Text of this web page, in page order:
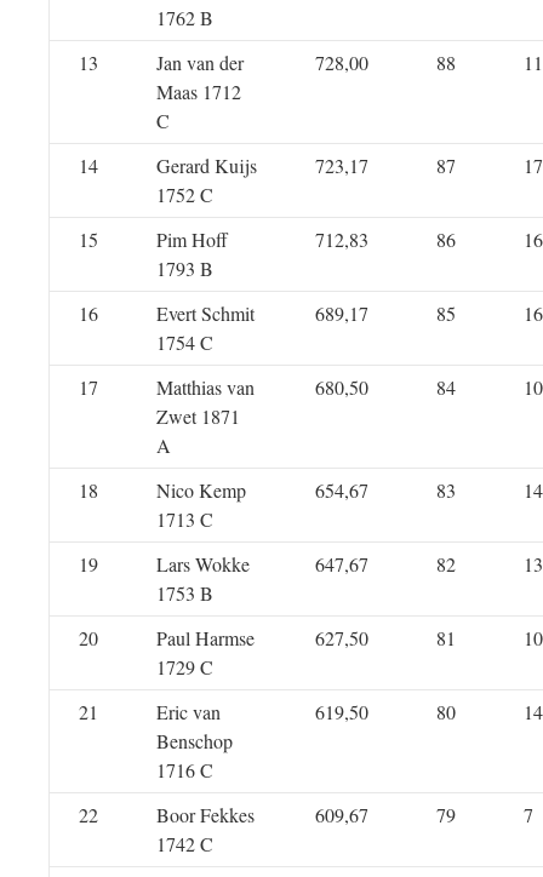
1762 B
13
Jan van der
Maas 1712
C
728,00 88 11
14
Gerard Kuijs
1752 C
723,17 87 17
15
Pim Hoff
1793 B
712,83 86 16
16
Evert Schmit
1754 C
689,17 85 16
17
Matthias van
Zwet 1871
A
680,50 84 10
18
Nico Kemp
1713 C
654,67 83 14
19
Lars Wokke
1753 B
647,67 82 13
20
Paul Harmse
1729 C
627,50 81 10
21
Eric van
Benschop
1716 C
619,50 80 14
22
Boor Fekkes
1742 C
609,67 79 7